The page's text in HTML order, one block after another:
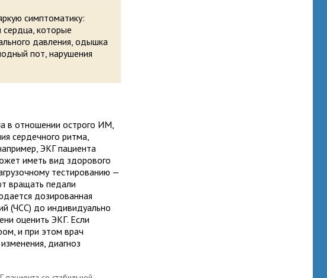
симптоматику:
которые
давления, одышка
пот, нарушения
в отношении острого ИМ,
сердечного ритма,
ЭКГ пациента
иметь вид здорового
тестированию —
вращать педали
дозированная
(ЧСС) до индивидуально
оценить ЭКГ. Если
и при этом врач
диагноз